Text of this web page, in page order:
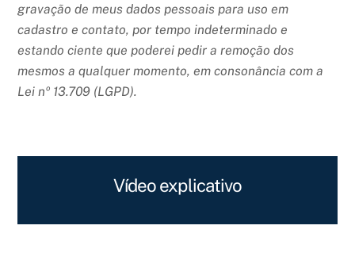
gravação de meus dados pessoais para uso em
cadastro e contato, por tempo indeterminado e
estando ciente que poderei pedir a remoção dos
mesmos a qualquer momento, em consonância com a
Lei nº 13.709 (LGPD).
Vídeo explicativo